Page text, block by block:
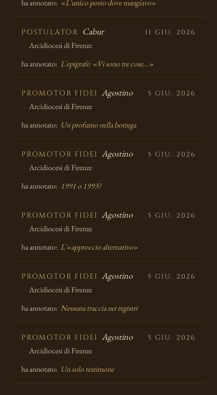
ha annotato: «L'unico posto dove mangiavo»
POSTULATOR Cabur
Arcidiocesi di Firenze
11 GIU. 2026
ha annotato: L'epigrafe: «Vi sono tre cose...»
PROMOTOR FIDEI Agostino
Arcidiocesi di Firenze
5 GIU. 2026
ha annotato: Un profumo nella bottega
PROMOTOR FIDEI Agostino
Arcidiocesi di Firenze
5 GIU. 2026
ha annotato: 1991 o 1993?
PROMOTOR FIDEI Agostino
Arcidiocesi di Firenze
5 GIU. 2026
ha annotato: L'«approccio alternativo»
PROMOTOR FIDEI Agostino
Arcidiocesi di Firenze
5 GIU. 2026
ha annotato: Nessuna traccia nei registri
PROMOTOR FIDEI Agostino
Arcidiocesi di Firenze
5 GIU. 2026
ha annotato: Un solo testimone